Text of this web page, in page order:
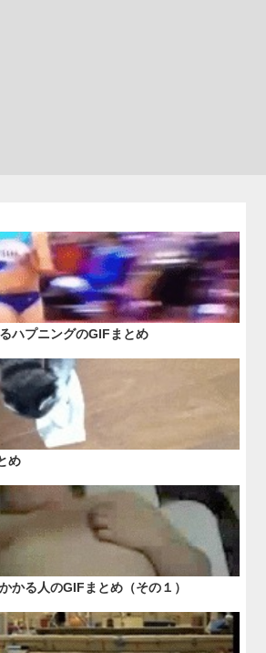
ハプニングのGIFまとめ
め
かる人のGIFまとめ（その１）